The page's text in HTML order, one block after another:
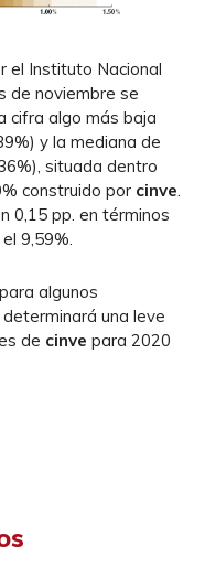
el Instituto Nacional
de noviembre se
cifra algo más baja
y la mediana de
situada dentro
construido por cinve.
0,15 pp. en términos
9,59%.
algunos
una leve
de cinve para 2020